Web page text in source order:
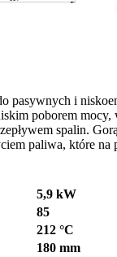
pasywnych i
poborem
spalin.
paliwa, które na
5,9 kW
85
212 °C
180 mm